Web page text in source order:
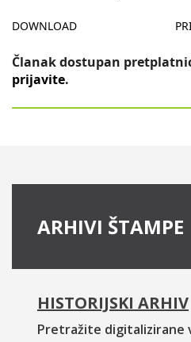
DOWNLOAD
Članak dostupan
prijavite.
ARHIVI ŠTAMPE
HISTORIJSKI ARHIV
Pretražite digitalizirane